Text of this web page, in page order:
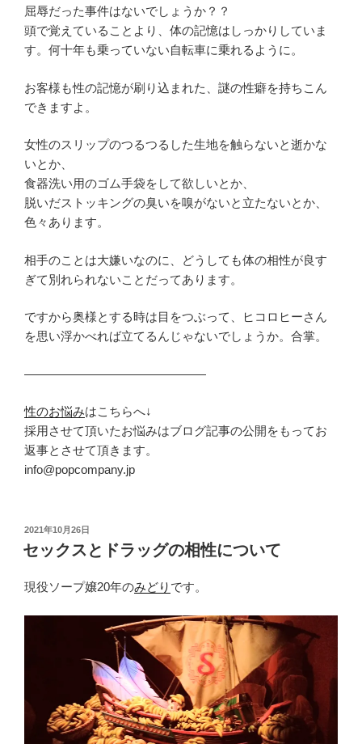
屈辱だった事件はないでしょうか？？
頭で覚えていることより、体の記憶はしっかりしていま
す。何十年も乗っていない自転車に乗れるように。
お客様も性の記憶が刷り込まれた、謎の性癖を持ちこん
できますよ。
女性のスリップのつるつるした生地を触らないと逝かな
いとか、
食器洗い用のゴム手袋をして欲しいとか、
脱いだストッキングの臭いを嗅がないと立たないとか、
色々あります。
相手のことは大嫌いなのに、どうしても体の相性が良す
ぎて別れられないことだってあります。
ですから奥様とする時は目をつぶって、ヒコロヒーさん
を思い浮かべれば立てるんじゃないでしょうか。合掌。
———————————————
性のお悩みはこちらへ↓
採用させて頂いたお悩みはブログ記事の公開をもってお
返事とさせて頂きます。
info@popcompany.jp
投
稿
日:
2021年10月26日
セックスとドラッグの相性について
現役ソープ嬢20年のみどり です。